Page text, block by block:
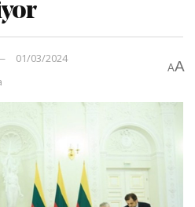
01/03/2024
AA